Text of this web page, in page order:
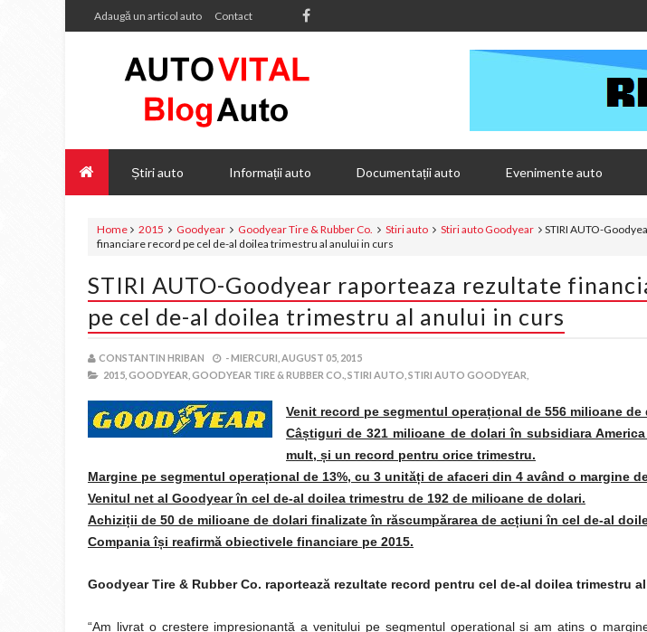
Adaugă un articol auto Contact
Știri auto Informații auto Documentații auto Evenimente auto
Home 2015 Goodyear Goodyear Tire & Rubber Co. Stiri auto Stiri auto Goodyear
STIRI AUTO-
financiare record pe cel de-al doilea trimestru al anului in curs
STIRI AUTO-Goodyear raporteaza rezultate
pe cel de-al doilea trimestru al anului in curs
CONSTANTIN HRIBAN -MIERCURI, AUGUST 05, 2015
2015, GOODYEAR, GOODYEAR TIRE & RUBBER CO., STIRI AUTO, STIRI AUTO GOODYEAR,
Venit record pe segmentul operațional de 556 milioane de
Câștiguri de 321 milioane de dolari în subsidiara
mult, și un record pentru orice trimestru.
Margine pe segmentul operațional de 13%, cu 3 unități de afaceri din 4 având o margine
Venitul net al Goodyear în cel de-al doilea trimestru de 192 de milioane de dolari.
Achiziții de 50 de milioane de dolari finalizate în răscumpărarea de acțiuni în cel de-al
Compania își reafirmă obiectivele financiare pe 2015.
Goodyear Tire & Rubber Co. raportează rezultate record pentru cel de-al doilea trimestru
“Am livrat o creștere impresionantă a venitului pe segmentul operaționalși am atins o